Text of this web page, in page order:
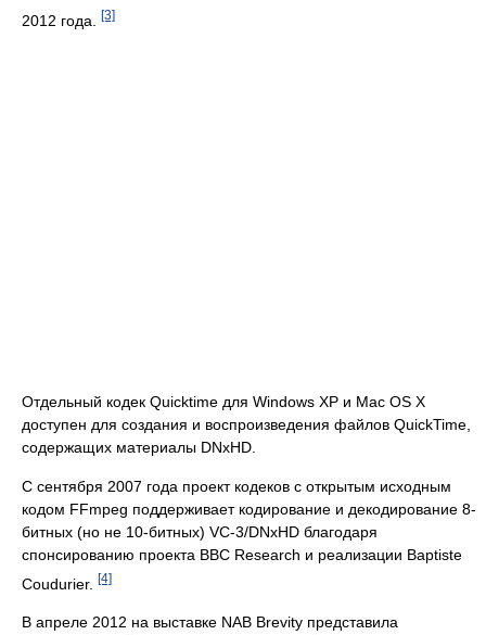
2012 года. [3]
Отдельный кодек Quicktime для Windows XP и Mac OS X
доступен для создания и воспроизведения файлов QuickTime,
содержащих материалы DNxHD.
С сентября 2007 года проект кодеков с открытым исходным
кодом FFmpeg поддерживает кодирование и декодирование 8-
битных (но не 10-битных) VC-3/DNxHD благодаря
спонсированию проекта BBC Research и реализации Baptiste
Coudurier. [4]
В апреле 2012 на выставке NAB Brevity представила